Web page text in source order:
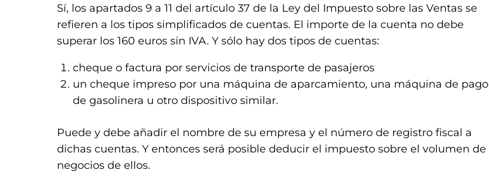
Sí, los apartados 9 a 11 del artículo 37 de la Ley del Impuesto sobre las Ventas se
refieren a los tipos simplificados de cuentas. El importe de la cuenta no debe
superar los 160 euros sin IVA. Y sólo hay dos tipos de cuentas:
cheque o factura por servicios de transporte de pasajeros
un cheque impreso por una máquina de aparcamiento, una máquina de pago
de gasolinera u otro dispositivo similar.
Puede y debe añadir el nombre de su empresa y el número de registro fiscal a
dichas cuentas. Y entonces será posible deducir el impuesto sobre el volumen de
negocios de ellos.